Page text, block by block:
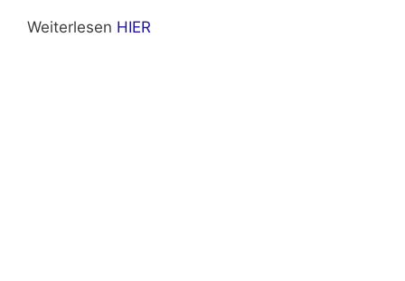
Weiterlesen HIER